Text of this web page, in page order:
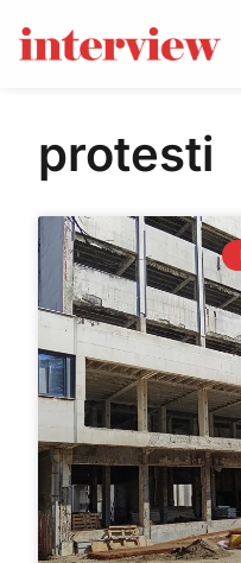
protesti